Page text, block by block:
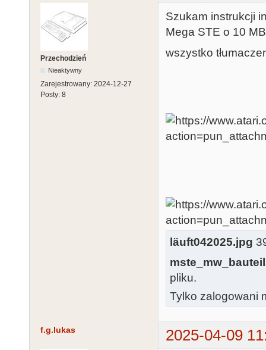
Przechodzień
Nieaktywny
Zarejestrowany: 2024-12-27
Posty: 8
Szukam instrukcji
Mega STE o 10
wszystko
läuft042025.jpg
pliku.
Tylko zalogowani
f.g.lukas 2025-04-09